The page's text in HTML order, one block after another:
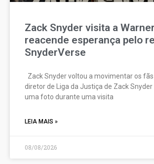
Zack Snyder visita a
reacende esperança pelo
SnyderVerse
Zack Snyder voltou a movimentar os fãs
diretor de Liga da Justiça de Zack
uma foto durante uma visita
LEIA MAIS »
08/08/2026